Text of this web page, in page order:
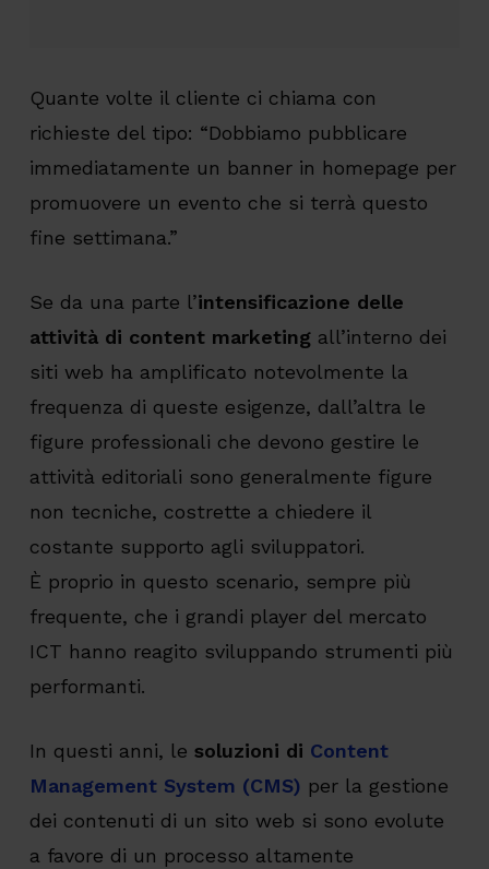
Quante volte il cliente ci chiama con
richieste del tipo: “Dobbiamo pubblicare
immediatamente un banner in homepage per
promuovere un evento che si terrà questo
fine settimana.”
Se da una parte l’intensificazione delle
attività di content marketingall’interno dei
siti web ha amplificato notevolmente la
frequenza di queste esigenze, dall’altra le
figure professionali che devono gestire le
attività editoriali sono generalmente figure
non tecniche, costrette a chiedere il
costante supporto agli sviluppatori.
È proprio in questo scenario, sempre più
frequente, che i grandi player del mercato
ICT hanno reagito sviluppando strumenti più
performanti.
In questi anni, le soluzioni di Content
Management System (CMS) per la gestione
dei contenuti di un sito web si sono evolute
a favore di un processo altamente